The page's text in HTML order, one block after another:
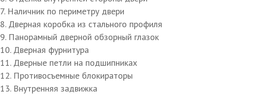
7. Наличник по периметру двери
8. Дверная коробка из стального профиля
9. Панорамный дверной обзорный глазок
10. Дверная фурнитура
11. Дверные петли на подшипниках
12. Противосъемные блокираторы
13. Внутренняя задвижка